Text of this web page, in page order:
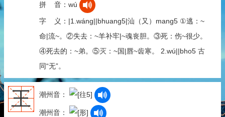
拼 音：wú
字 义：|1.wáng||bhuang5|汕（又）mang5 ①逃：~
命|流~。②失去：~羊补牢|~魂丧胆。③死：伤~很少。
④死去的：~弟。⑤灭：~国|唇~齿寒。 2.wú||bho5 古
同“无”。
王 潮州音：
潮州音：